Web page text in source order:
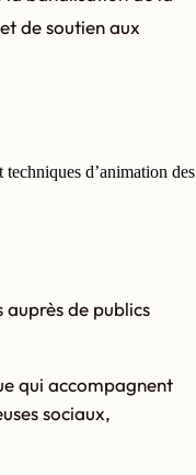
de soutien aux
d’animation des
de publics
qui accompagnent
sociaux,